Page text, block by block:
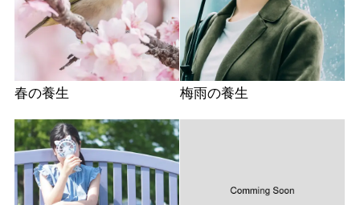
春の養生 梅雨の養生